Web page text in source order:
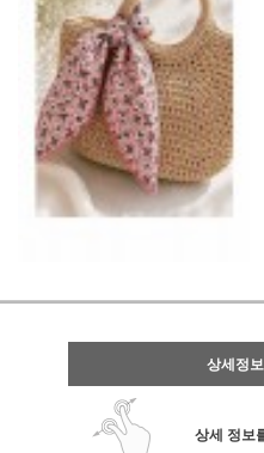
상세정
상세 정보